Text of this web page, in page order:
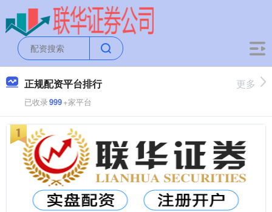
正规配资平台排行
已收录999+家平台
更多